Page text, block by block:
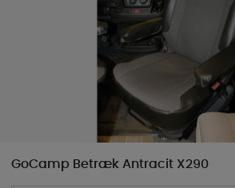
GoCamp Betræk Antracit X290